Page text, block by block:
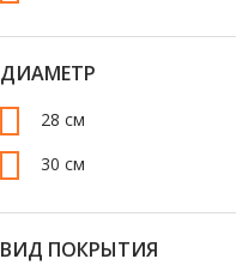
ДИАМЕТР
28 см
30 см
ВИД ПОКРЫТИЯ